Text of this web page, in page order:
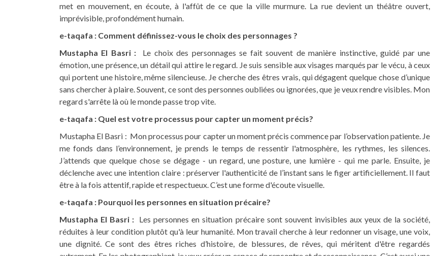
met en mouvement, en écoute, à l'affût de ce que la ville murmure. La rue devient un théâtre ouvert,
imprévisible, profondément humain.
e-taqafa : Comment définissez-vous le choix des personnages ?
Mustapha El Basri : Le choix des personnages se fait souvent de manière instinctive, guidé par une
émotion, une présence, un détail qui attire le regard. Je suis sensible aux visages marqués par le vécu, à ceux
qui portent une histoire, même silencieuse. Je cherche des êtres vrais, qui dégagent quelque chose d’unique
sans chercher à plaire. Souvent, ce sont des personnes oubliées ou ignorées, que je veux rendre visibles. Mon
regard s'arrête là où le monde passe trop vite.
e-taqafa : Quel est votre processus pour capter un moment précis?
Mustapha El Basri : Mon processus pour capter un moment précis commence par l’observation patiente. Je
me fonds dans l’environnement, je prends le temps de ressentir l'atmosphère, les rythmes, les silences.
J’attends que quelque chose se dégage - un regard, une posture, une lumière - qui me parle. Ensuite, je
déclenche avec une intention claire : préserver l'authenticité de l’instant sans le figer artificiellement. Il faut
être à la fois attentif, rapide et respectueux. C’est une forme d'écoute visuelle.
e-taqafa : Pourquoi les personnes en situation précaire?
Mustapha El Basri : Les personnes en situation précaire sont souvent invisibles aux yeux de la société,
réduites à leur condition plutôt qu'à leur humanité. Mon travail cherche à leur redonner un visage, une voix,
une dignité. Ce sont des êtres riches d’histoire, de blessures, de rêves, qui méritent d'être regardés